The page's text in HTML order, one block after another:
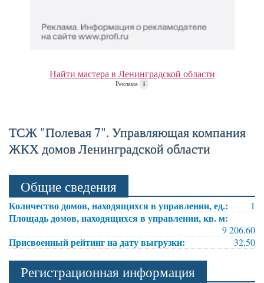
Найти мастера в Ленинградской области
Реклама i
ТСЖ "Полевая 7". Управляющая компания
ЖКХ домов Ленинградской области
Общие сведения
Количество домов, находящихся в управлении, ед.: 1
Площадь домов, находящихся в управлении, кв. м:
9 206.60
Присвоенный рейтинг на дату выгрузки: 32,50
Регистрационная информация